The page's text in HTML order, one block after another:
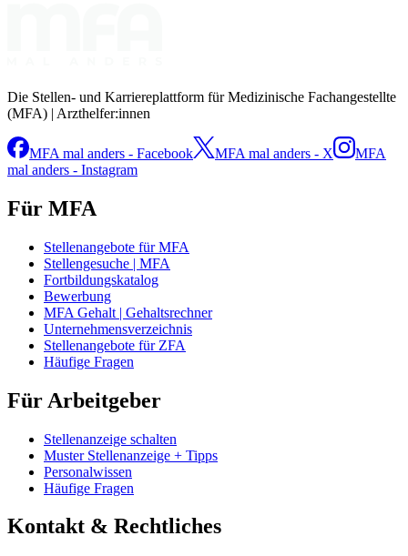
Die Stellen- und Karriereplattform für Medizinische Fachangestellte
(MFA) | Arzthelfer:innen
MFA mal anders - Facebook MFA mal anders - X
MFA
mal anders - Instagram
Für MFA
Stellenangebote für MFA
Stellengesuche | MFA
Fortbildungskatalog
Bewerbung
MFA Gehalt | Gehaltsrechner
Unternehmensverzeichnis
Stellenangebote für ZFA
Häufige Fragen
Für Arbeitgeber
Stellenanzeige schalten
Muster Stellenanzeige + Tipps
Personalwissen
Häufige Fragen
Kontakt & Rechtliches